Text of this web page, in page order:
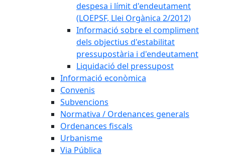
despesa i límit d'endeutament
(LOEPSF, Llei Orgànica 2/2012)
Informació sobre el compliment
dels objectius d'estabilitat
pressupostària i d'endeutament
Liquidació del pressupost
Informació econòmica
Convenis
Subvencions
Normativa / Ordenances generals
Ordenances fiscals
Urbanisme
Via Pública